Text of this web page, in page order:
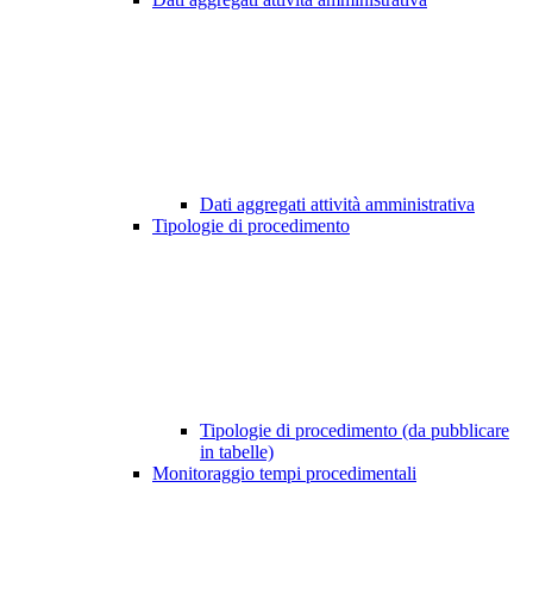
Dati aggregati attività amministrativa
Tipologie di procedimento
Tipologie di procedimento (da pubblicare
in tabelle)
Monitoraggio tempi procedimentali